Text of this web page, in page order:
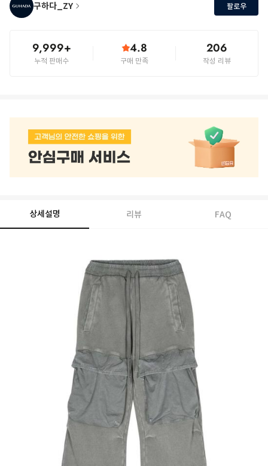
구하다_ZY 팔로우
9,999+
누적 판매수
4.8
구매 만족
206
작성 리뷰
상세설명 리뷰 FAQ